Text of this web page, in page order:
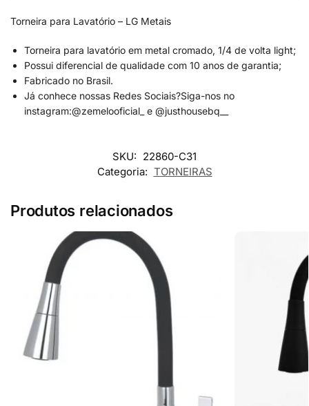
Torneira para Lavatório – LG Metais
Torneira para lavatório em metal cromado, 1/4 de volta light;
Possui diferencial de qualidade com 10 anos de garantia;
Fabricado no Brasil.
Já conhece nossas Redes Sociais?Siga-nos no
instagram:@zemelooficial_ e @justhousebq__
SKU: 22860-C31
Categoria: TORNEIRAS
Produtos relacionados